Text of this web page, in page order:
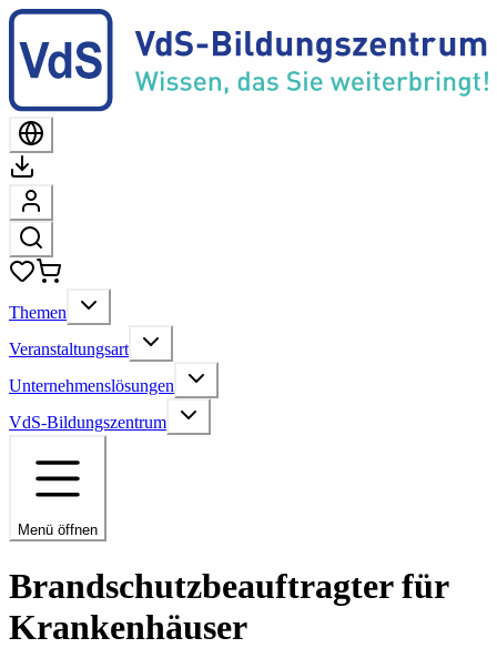
Themen
Veranstaltungsart
Unternehmenslösungen
VdS-Bildungszentrum
Menü öffnen
Brandschutzbeauftragter für
Krankenhäuser